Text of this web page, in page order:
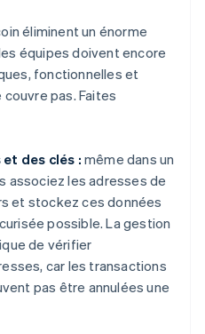
éliminent un énorme
équipes doivent encore
fonctionnelles et
couvre pas. Faites
des clés : même dans un
associez les adresses de
et stockez ces données
possible. La gestion
de vérifier
car les transactions
pas être annulées une